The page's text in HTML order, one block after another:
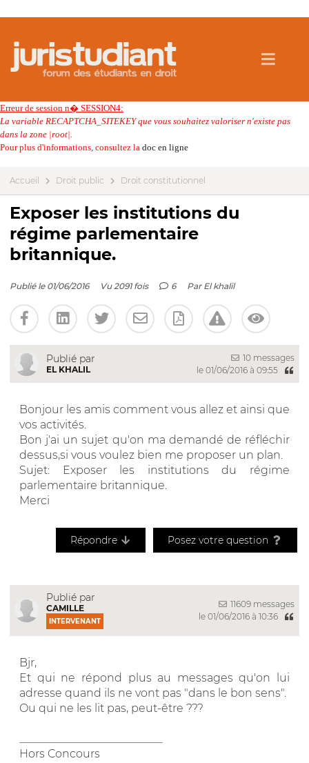
Erreur de session n� SESSION4:
La variable RECAPTCHA_SITEKEY que vous souhaitez valoriser n'existe pas
dans la zone |root|.
Pour plus d'informations, consultez la doc en ligne
Accueil Droit public Droit constitutionnel
Exposer les institutions du
régime parlementaire
britannique.
Publié le 01/06/2016 Vu 2091 fois 6 Par El khalil
Publié par
EL KHALIL
10 messages
le 01/06/2016 à 09:55
Bonjour les amis comment vous allez et ainsi que
vos activités.
Bon j'ai un sujet qu'on ma demandé de réfléchir
dessus,si vous voulez bien me proposer un plan.
Sujet: Exposer les institutions du régime
parlementaire britannique.
Merci
Répondre Posez votre question
Publié par
CAMILLE
INTERVENANT
11609 messages
le 01/06/2016 à 10:36
Bjr,
Et qui ne répond plus au messages qu'on lui
adresse quand ils ne vont pas "dans le bon sens".
Ou qui ne les lit pas, peut-être ???
Hors Concours